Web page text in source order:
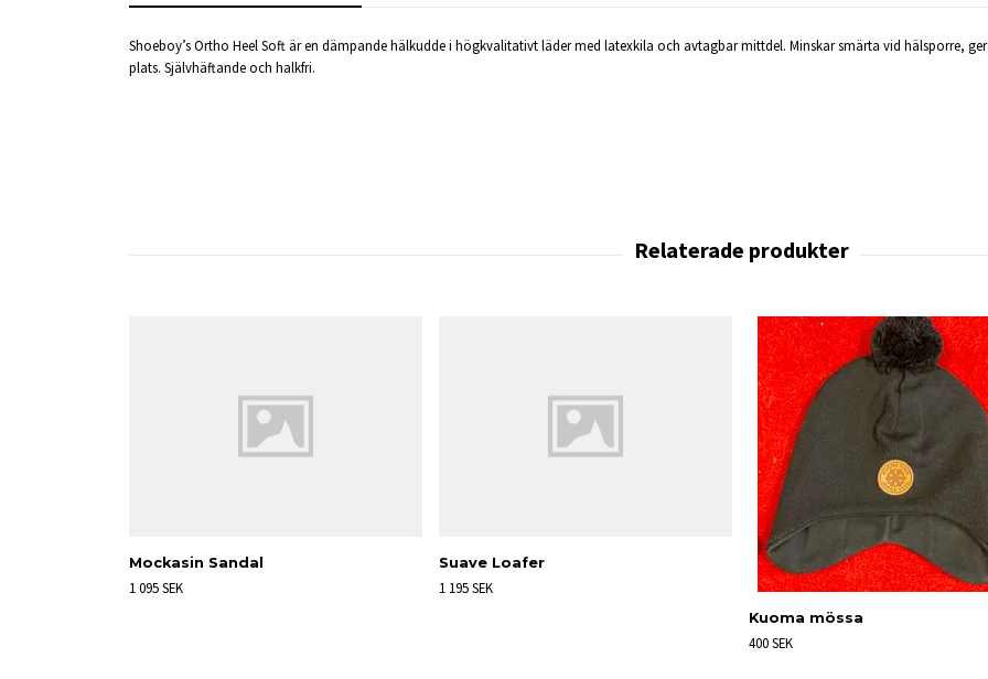
Shoeboy’s Ortho Heel Soft är en dämpande hälkudde i högkvalitativt läder med latexkila och avtagbar mittdel. Minskar smärta vid hälsporre,
plats. Självhäftande och halkfri.
Mockasin Sandal
1 095 SEK
Suave Loafer
1 195 SEK
Kuoma mössa
400 SEK